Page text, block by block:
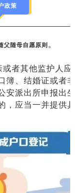
政策
父随母自愿原则 。
或者其他监护人
簿、结婚证或者
安派出所申报出
，应当一并提供